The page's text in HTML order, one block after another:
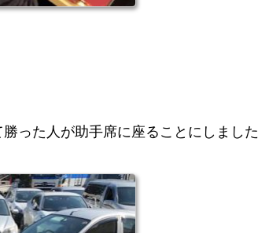
った人が助手席に座ることにしました